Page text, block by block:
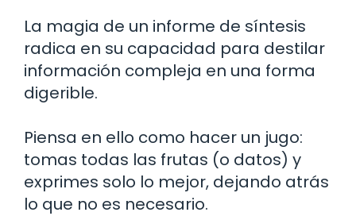
La magia de un informe de síntesis
radica en su capacidad para destilar
información compleja en una forma
digerible.
Piensa en ello como hacer un jugo:
tomas todas las frutas (o datos) y
exprimes solo lo mejor, dejando atrás
lo que no es necesario.